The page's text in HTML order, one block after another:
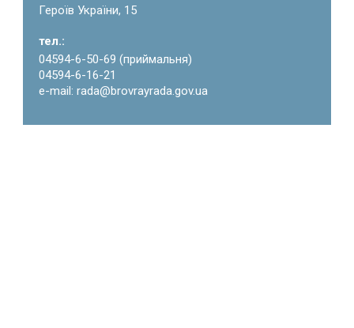
Героїв України, 15
тел.:
04594-6-50-69 (приймальня)
04594-6-16-21
e-mail: rada@brovrayrada.gov.ua